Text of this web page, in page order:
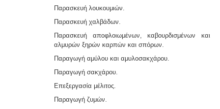
Παρασκευή λουκουμιών.
Παρασκευή χαλβάδων.
Παρασκευή αποφλοιωμένων, καβουρδισμένων και
αλμυρών ξηρών καρπών και σπόρων.
Παραγωγή αμύλου και αμυλοσακχάρου.
Παραγωγή σακχάρου.
Επεξεργασία μέλιτος.
Παραγωγή ζυμών.